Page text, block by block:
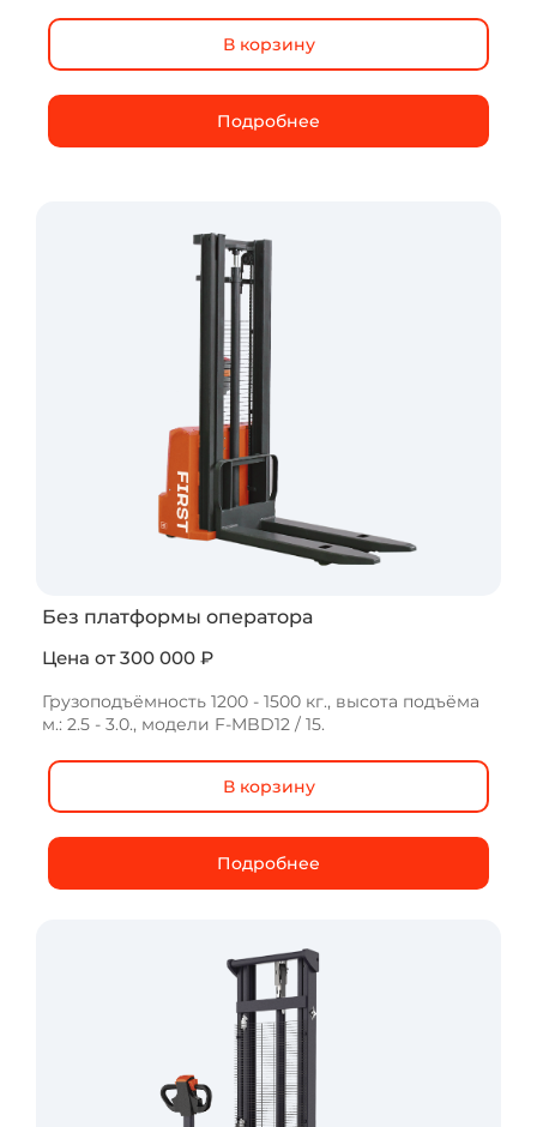
В корзину
Подробнее
Без платформы оператора
Цена от 300 000 ₽
Грузоподъёмность 1200 - 1500 кг., высота подъёма
м.: 2.5 - 3.0., модели F-MBD12 / 15.
В корзину
Подробнее